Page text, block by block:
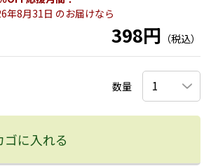
年8月31日 のお届けなら
398円 （税込）
数量
ゴに入れる